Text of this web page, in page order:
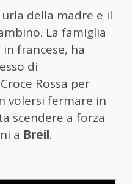
della madre e il
La famiglia
francese, ha
di
Rossa per
volersi fermare in
scendere a forza
a Breil.